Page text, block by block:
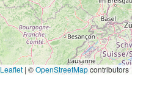
Leaflet | ©OpenStreetMapcontributors